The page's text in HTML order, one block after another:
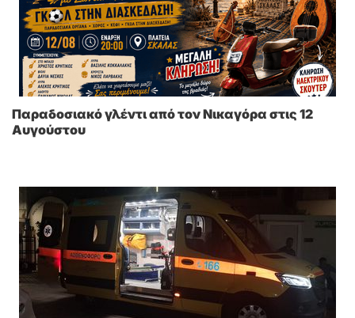
Παραδοσιακό γλέντι από τον Νικαγόρα στις 12
Αυγούστου